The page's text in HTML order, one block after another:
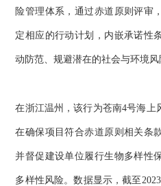
险管理体系，通过赤道原则评审
定相应的行动计划，内嵌承诺性
动防范、规避潜在的社会与环境风
在浙江温州，该行为苍南4号海上
在确保项目符合赤道原则相关条
并督促建设单位履行生物多样性
多样性风险。数据显示，截至